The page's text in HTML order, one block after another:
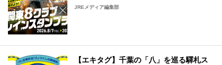
JREメディア編集部
【エキタグ】千葉の「八」を巡る驛札ス